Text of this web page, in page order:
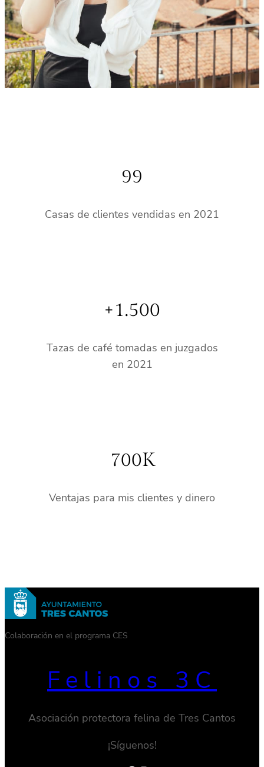
99
Casas de clientes vendidas en 2021
+1.500
Tazas de café tomadas en juzgados
en 2021
700K
Ventajas para mis clientes y dinero
Colaboración en el programa CES
Felinos 3C
Asociación protectora felina de Tres Cantos
¡Síguenos!